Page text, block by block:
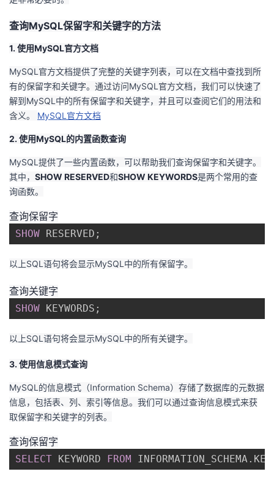
客
论
坛
的
圈
我
的
播
我
活
动
的
关
注
我
的
开
学
堂
我
的
程
我
认
的
我
我
的
我
的
持
我
的
技
支
我
的
声
查询MySQL保留字和关键字的方法
1. 使用MySQL官方文档
MySQL官方文档提供了完整的关键字列表，可以在文档中查找到所
有的保留字和关键字。通过访问MySQL官方文档，我们可以快速了
解到MySQL中的所有保留字和关键字，并且可以查阅它们的用法和
含义。 MySQL官方文档
2. 使用MySQL的内置函数查询
MySQL提供了一些内置函数，可以帮助我们查询保留字和关键字。
其中， SHOW RESERVED和SHOW KEYWORDS是两个常用的查
询函数。
查询保留字
SHOW RESERVED ;
以上SQL语句将会显示MySQL中的所有保留字。
查询关键字
SHOW KEYWORDS ;
以上SQL语句将会显示MySQL中的所有关键字。
3. 使用信息模式查询
MySQL的信息模式（Information Schema）存储了数据库的元数据
信息，包括表、列、索引等信息。我们可以通过查询信息模式来获
取保留字和关键字的列表。
查询保留字
SELECT KEYWORD FROM INFORMATION_SCHEMA.